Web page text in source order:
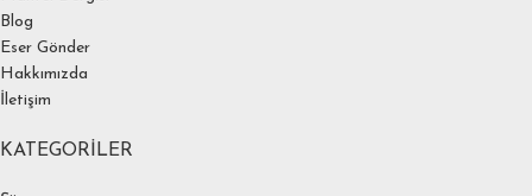
Blog
Eser Gönder
Hakkımızda
İletişim
KATEGORILER